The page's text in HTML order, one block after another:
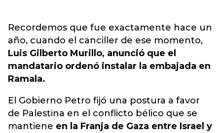
Recordemos que fue exactamente hace un
año, cuando el canciller de ese momento,
Luis Gilberto Murillo, anunció que el
mandatario ordenó instalar la embajada en
Ramala.
El Gobierno Petro fijó una postura a favor
de Palestina en el conflicto bélico que se
mantiene en la Franja de Gaza entre Israel y